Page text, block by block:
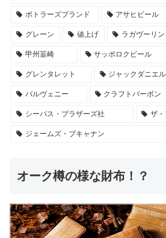
ボトラーズブランド アサヒビール
グレーン 値上げ ラガヴーリン
甲州韮崎 サッポロクビール
グレンタレット ジャックダニエル
バルヴェニー クラフトバーボン
シーバス・ブラザーズ社 ザ
ジェームズ・ブキャナン
オーク樽の様な財布！？